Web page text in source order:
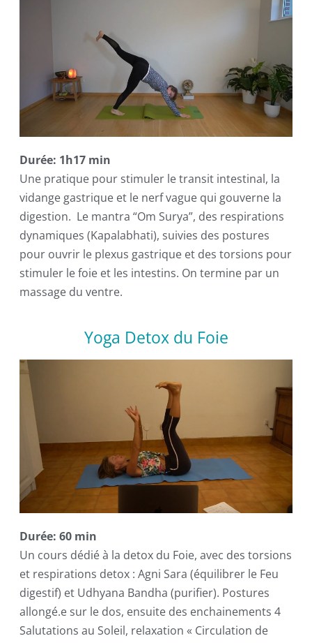
Durée: 1h17 min
Une pratique pour stimuler le transit intestinal, la
vidange gastrique et le nerf vague qui gouverne la
digestion. Le mantra “Om Surya”, des respirations
dynamiques (Kapalabhati), suivies des postures
pour ouvrir le plexus gastrique et des torsions pour
stimuler le foie et les intestins. On termine par un
massage du ventre.
Yoga Detox du Foie
Durée: 60 min
Un cours dédié à la detox du Foie, avec des torsions
et respirations detox : Agni Sara (équilibrer le Feu
digestif) et Udhyana Bandha (purifier). Postures
allongé.e sur le dos, ensuite des enchainements 4
Salutations au Soleil, relaxation « Circulation de